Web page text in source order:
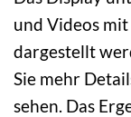
und Videos
dargestellt
Sie mehr
sehen. Das